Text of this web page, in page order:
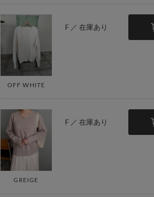
OFF WHITE
F ／ 在庫あり
GREIGE
F ／ 在庫あり